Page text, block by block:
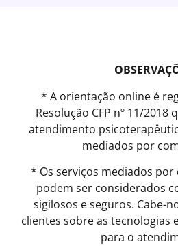
* A orientação online é
Resolução CFP nº 11/2018
atendimento
mediados por
* Os serviços mediados
podem ser considerados
sigilosos e seguros. Cabe-
clientes sobre as tecnologias
para o